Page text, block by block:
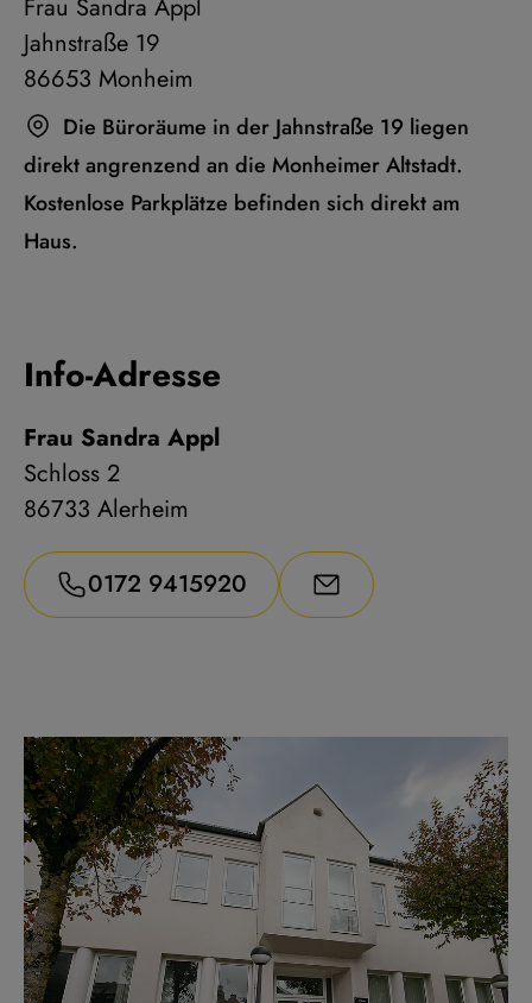
Frau Sandra Appl
Jahnstraße 19
86653 Monheim
Die Büroräume in der Jahnstraße 19 liegen
direkt angrenzend an die Monheimer Altstadt.
Kostenlose Parkplätze befinden sich direkt am
Haus.
Info-Adresse
Frau Sandra Appl
Schloss 2
86733 Alerheim
0172 9415920